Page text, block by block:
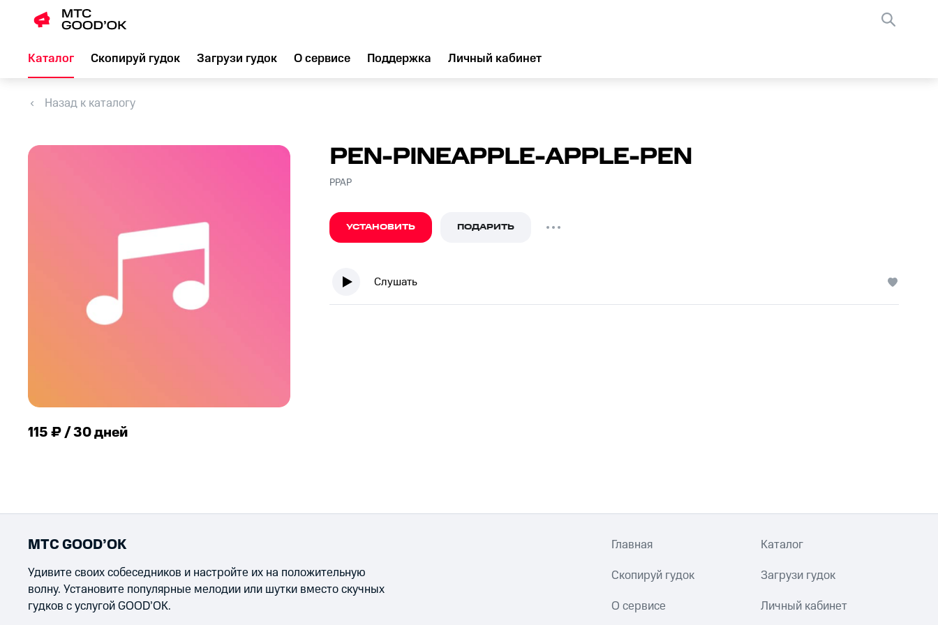
Каталог Скопируй гудок Загрузи гудок О сервисе Поддержка Личный кабинет
Назад к каталогу
115 ₽ / 30 дней
PEN-PINEAPPLE-APPLE-PEN
PPAP
УСТАНОВИТЬ ПОДАРИТЬ
Слушать
МТС GOOD’OK
Удивите своих собеседников и настройте их на положительную
волну. Установите популярные мелодии или шутки вместо скучных
гудков с услугой GOOD’OK.
Главная Каталог
Скопируй гудок Загрузи гудок
О сервисе Личный кабинет